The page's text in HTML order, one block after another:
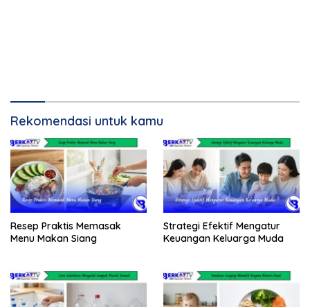
Rekomendasi untuk kamu
Resep Praktis Memasak
Menu Makan Siang
Strategi Efektif Mengatur
Keuangan Keluarga Muda